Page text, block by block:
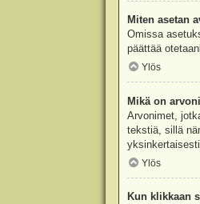
Miten asetan
Omissa
päättää
Ylös
Mikä on
Arvonimet,
tekstiä, sillä
Ylös
Kun klikkaan